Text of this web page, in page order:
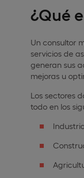
¿Qué
Un consultor
servicios de
generan sus
mejoras u
Los sectores
todo en los